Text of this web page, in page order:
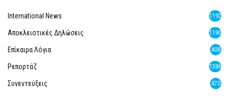
International News 1192
Αποκλειστικές Δηλώσεις 1190
Επίκαιρα Λόγια 408
Ρεπορτάζ 1386
Συνεντεύξεις 470